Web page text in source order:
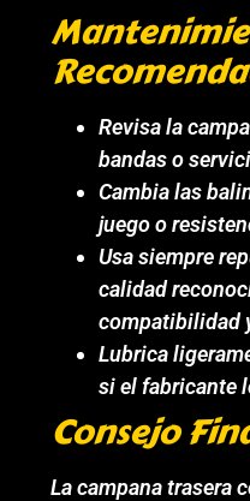
Revisa la
bandas o
Cambia las
juego o
Usa siempre
calidad
compatibilidad
Lubrica
si el fabricante
Consejo
La campana trasera